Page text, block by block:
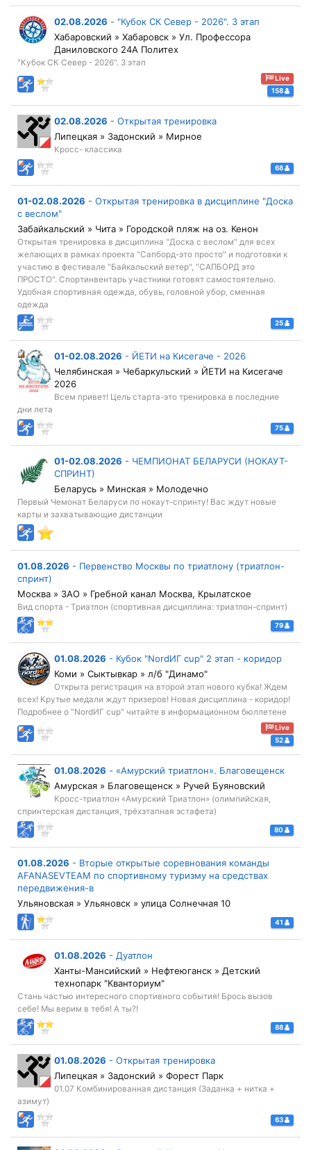
02.08.2026 - "Кубок СК Север - 2026". 3 этап
Хабаровский » Хабаровск » Ул. Профессора
Даниловского 24А Политех
"Кубок СК Север - 2026". 3 этап
Live
158
02.08.2026 - Открытая тренировка
Липецкая » Задонский » Мирное
Кросс- классика
68
01-02.08.2026 - Открытая тренировка в дисциплине "Доска
с веслом"
Забайкальский » Чита » Городской пляж на оз. Кенон
Открытая тренировка в дисциплина "Доска с веслом" для всех
желающих в рамках проекта "Сапборд-это просто" и подготовки к
участию в фестивале "Байкальский ветер", "САПБОРД это
ПРОСТО". Спортинвентарь участники готовят самостоятельно.
Удобная спортивная одежда, обувь, головной убор, сменная
одежда
25
01-02.08.2026 - ЙЕТИ на Кисегаче - 2026
Челябинская » Чебаркульский » ЙЕТИ на Кисегаче
2026
Всем привет! Цель старта-это тренировка в последние
дни лета
75
01-02.08.2026 - ЧЕМПИОНАТ БЕЛАРУСИ (НОКАУТ-
СПРИНТ)
Беларусь » Минская » Молодечно
Первый Чемонат Беларуси по нокаут-спринту! Вас ждут новые
карты и захватывающие дистанции
01.08.2026 - Первенство Москвы по триатлону (триатлон-
спринт)
Москва » ЗАО » Гребной канал Москва, Крылатское
Вид спорта - Триатлон (спортивная дисциплина: триатлон-спринт)
79
01.08.2026 - Кубок "NordИГ cup" 2 этап - коридор
Коми » Сыктывкар » л/б "Динамо"
Открыта регистрация на второй этап нового кубка! Ждем
всех! Крутые медали ждут призеров! Новая дисциплина - коридор!
Подробнее о "NordИГ cup" читайте в информационном бюллетене
Live
52
01.08.2026 - «Амурский триатлон». Благовещенск
Амурская » Благовещенск » Ручей Буяновский
Кросс-триатлон «Амурский Триатлон» (олимпийская,
спринтерская дистанция, трёхэтапная эстафета)
80
01.08.2026 - Вторые открытые соревнования команды
AFANASEVTEAM по спортивному туризму на средствах
передвижения-в
Ульяновская » Ульяновск » улица Солнечная 10
41
01.08.2026 - Дуатлон
Ханты-Мансийский » Нефтеюганск » Детский
технопарк "Кванториум"
Стань частью интересного спортивного события! Брось вызов
себе! Мы верим в тебя! А ты?!
88
01.08.2026 - Открытая тренировка
Липецкая » Задонский » Форест Парк
01.07 Комбинированная дистанция (Заданка + нитка +
азимут)
63